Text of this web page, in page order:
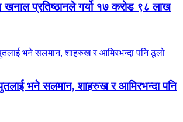
खनाल प्रतिष्ठानले गर्यो १७ करोड ९८ लाख
भने सलमान, शाहरुख र आमिरभन्दा पनि